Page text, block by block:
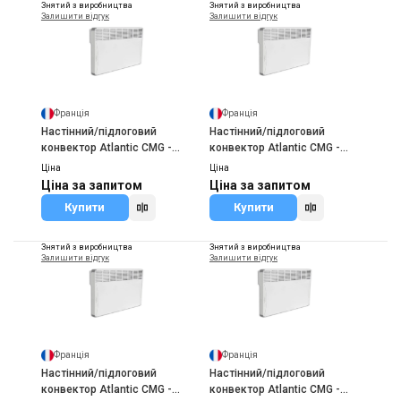
Знятий з виробництва
Залишити відгук
Франція
Настінний/підлоговий
конвектор Atlantic CMG -
TLC 500 (F117)
Ціна
Ціна за запитом
Купити
Знятий з виробництва
Залишити відгук
Франція
Настінний/підлоговий
конвектор Atlantic CMG -
TLC 750 (F117)
Ціна
Ціна за запитом
Купити
Знятий з виробництва
Залишити відгук
Франція
Настінний/підлоговий
конвектор Atlantic CMG -
Знятий з виробництва
Залишити відгук
Франція
Настінний/підлоговий
конвектор Atlantic CMG -